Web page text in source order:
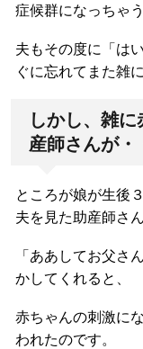
症候群になっちゃ
夫もその度に「は
ぐに忘れてまた雑
しかし、雑
産師さんが・
ところが娘が生後
夫を見た助産師さ
「ああしてお父さ
かしてくれると、
赤ちゃんの刺激に
われたのです。